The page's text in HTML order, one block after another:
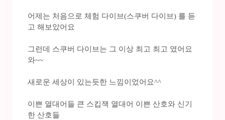
어제는 처음으로 체험 다이브(스쿠버 다이브) 를 듣
고 해보았어요
그런데 스쿠버 다이브는 그 이상 최고 최고 였어요
와~~
새로운 세상이 있는듯한 느낌이었어요^^
이쁜 열대어들 큰 스킵잭 열대어 이쁜 산호와 신기
한 산호들